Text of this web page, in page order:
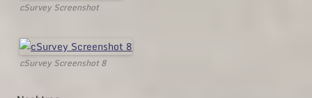
cSurvey Screenshot
cSurvey Screenshot 8